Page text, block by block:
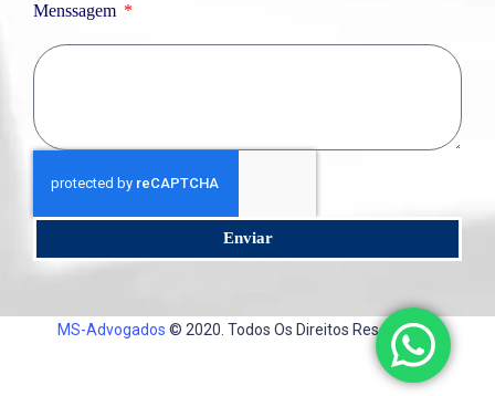
Menssagem
Enviar
MS-Advogados © 2020. Todos Os Direitos Reservados.